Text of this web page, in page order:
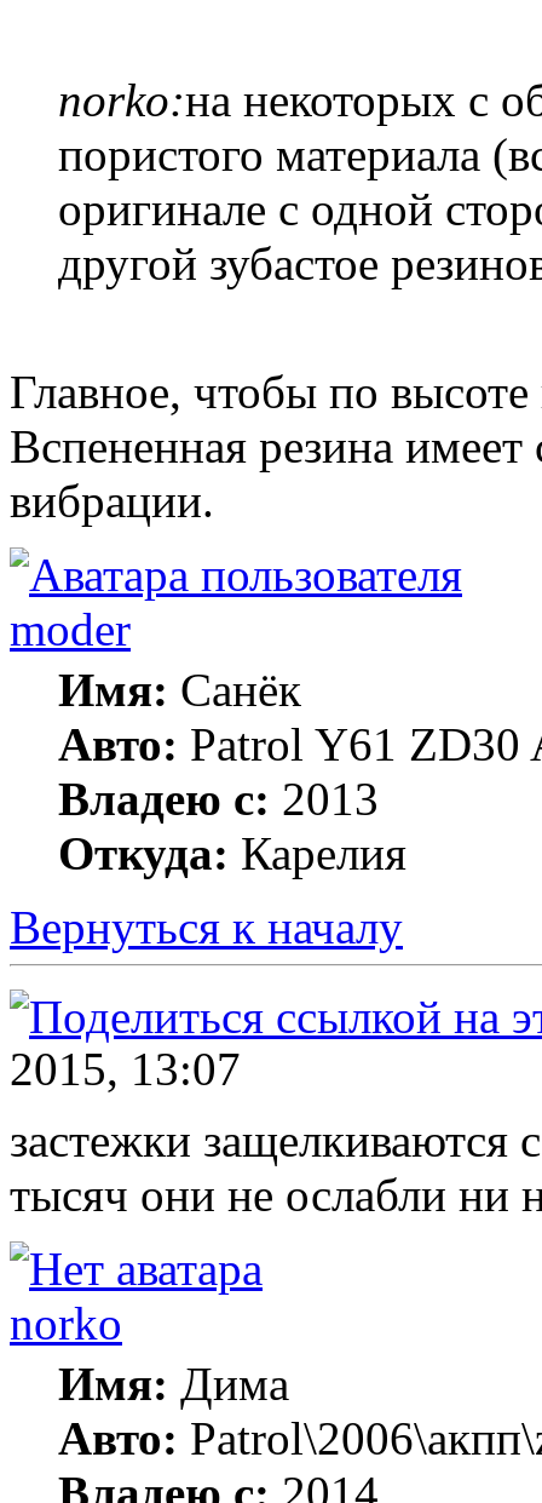
norko:на некоторых с
пористого материала
оригинале с одной
другой зубастое
Главное, чтобы по
Вспененная резина имеет
вибрации.
moder
Имя: Санёк
Авто: Patrol Y61 ZD30
Владею с: 2013
Откуда: Карелия
Вернуться к началу
2015, 13:07
застежки защелкиваются
тысяч они не ослабли ни
norko
Имя: Дима
Авто: